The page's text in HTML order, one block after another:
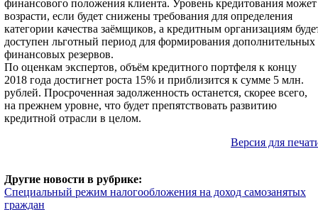
финансового положения клиента. Уровень кредитования может
возрасти, если будет снижены требования для определения
категории качества заёмщиков, а кредитным организациям
доступен льготный период для формирования дополнительных
финансовых резервов.
По оценкам экспертов, объём кредитного портфеля к концу
2018 года достигнет роста 15% и приблизится к сумме 5 млн.
рублей. Просроченная задолженность останется, скорее всего,
на прежнем уровне, что будет препятствовать развитию
кредитной отрасли в целом.
Версия для
Другие новости в рубрике:
Специальный режим налогообложения на доход самозанятых
граждан